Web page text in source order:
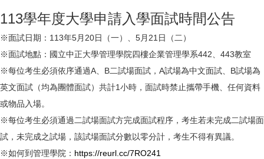
113學年度大學申請入學面試時間公告
※面試日期：113年5月20日（一）、5月21日（二）
※面試地點：國立中正大學管理學院四樓企業管理學系442、443教室
※每位考生必須依序通過A、B二試場面試，A試場為中文面試、B試場為
英文面試（均為團體面試）共計1小時，面試時禁止攜帶手機、任何資料
或物品入場。
※每位考生必須通過二試場面試方完成面試程序，考生若未完成二試場面
試，未完成之試場，該試場面試分數以零分計，考生不得有異議。
※如何到管理學院： https://reurl.cc/7RO241